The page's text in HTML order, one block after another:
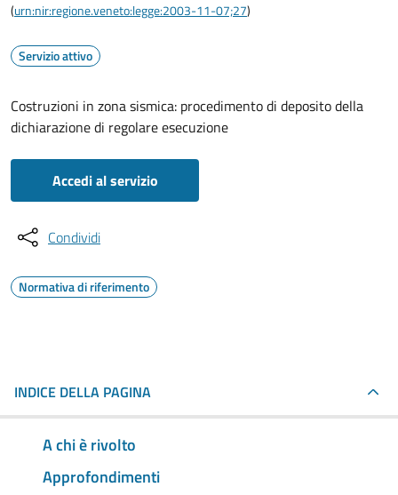
(urn:nir:regione.veneto:legge:2003-11-07;27)
Servizio attivo
Costruzioni in zona sismica: procedimento di deposito della
dichiarazione di regolare esecuzione
Accedi al servizio
Condividi
Normativa di riferimento
INDICE DELLA PAGINA
A chi è rivolto
Approfondimenti